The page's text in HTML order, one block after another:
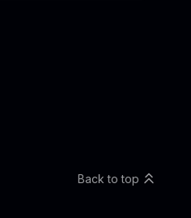
Back to top